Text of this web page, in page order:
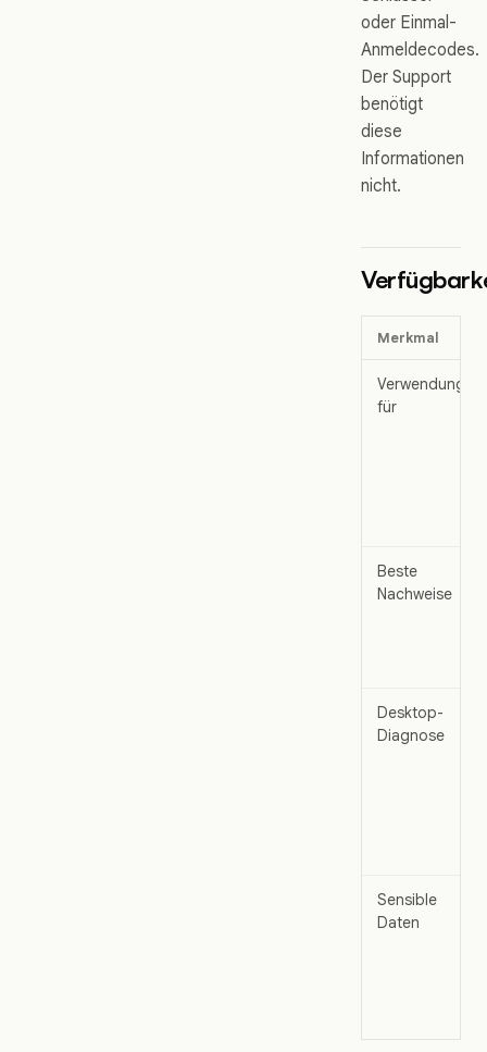
oder Einmal-
Anmeldecodes.
Der Support
benötigt
diese
Informationen
nicht.
Merkmal
Verwendung
für
Beste
Nachweise
Desktop-
Diagnose
Sensible
Daten